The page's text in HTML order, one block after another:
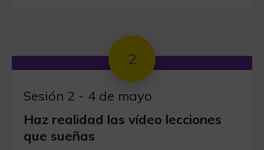
2
Sesión 2 - 4 de mayo
Haz realidad las vídeo lecciones
que sueñas